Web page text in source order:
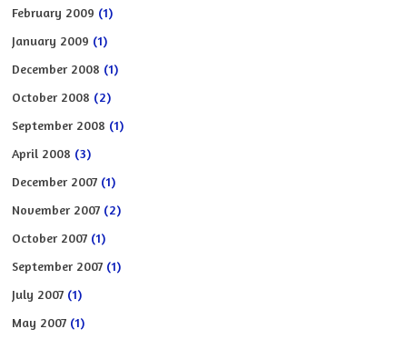
February 2009 (1)
January 2009 (1)
December 2008 (1)
October 2008 (2)
September 2008 (1)
April 2008 (3)
December 2007 (1)
November 2007 (2)
October 2007 (1)
September 2007 (1)
July 2007 (1)
May 2007 (1)